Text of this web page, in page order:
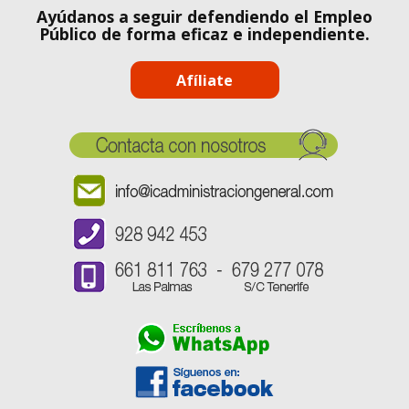
Ayúdanos a seguir defendiendo el Empleo
Público de forma eficaz e independiente.
Afíliate